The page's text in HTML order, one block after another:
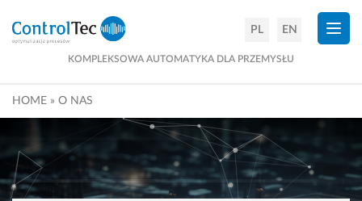
KOMPLEKSOWA AUTOMATYKA DLA PRZEMYSŁU
PL EN
HOME » O NAS
×